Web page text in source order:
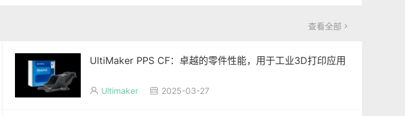
查看全部 
UltiMaker PPS CF：卓越的零件性能，用于工业3D打印应用
 Ultimaker  2025-03-27